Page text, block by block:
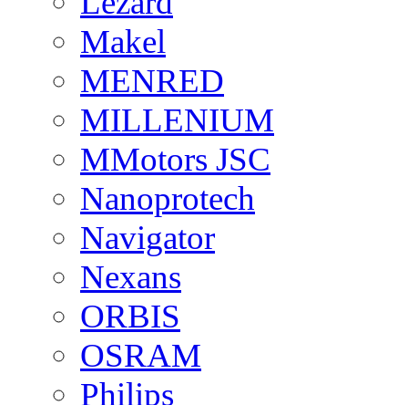
Makel
MENRED
MILLENIUM
MMotors JSC
Nanoprotech
Navigator
Nexans
ORBIS
OSRAM
Philips